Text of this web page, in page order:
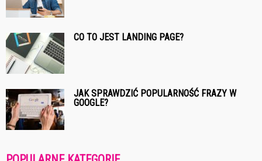
CO TO JEST LANDING PAGE?
JAK SPRAWDZIĆ POPULARNOŚĆ FRAZY W
GOOGLE?